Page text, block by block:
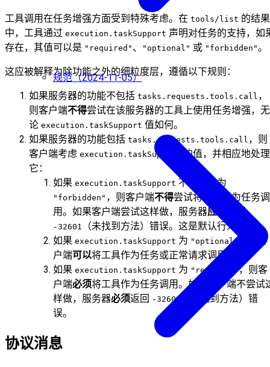
规范（2024-11-05）
工具调用在任务增强方面受到特殊考虑。在 tools/list 的结果
中，工具通过 execution.taskSupport 声明对任务的支持，如
存在，其值可以是 "required" 、 "optional" 或 "forbidden"。
这应被解释为除功能之外的细粒度层，遵循以下规则：
如果服务器的功能不包括 tasks.requests.tools.call ，
则客户端不得尝试在该服务器的工具上使用任务增强，无
论 execution.taskSupport 值如何。
如果服务器的功能包括 tasks.requests.tools.call ，则
客户端考虑 execution.taskSupport
的值，并相应地处理
它：
如果 execution.taskSupport 不存在或为
"forbidden" ，则客户端不得尝试将工具作为任务调
用。如果客户端尝试这样做，服务器应该 返回
-32601
（未找到方法）错误。这是默认行为。
如果 execution.taskSupport 为 "optional"
，则客
户端可以将工具作为任务或正常请求调用。
如果 execution.taskSupport 为 "required"，则客
户端必须将工具作为任务调用。如果客户端不尝试
样做，服务器必须返回 -32601
（未找到方法）错
误。
协议消息